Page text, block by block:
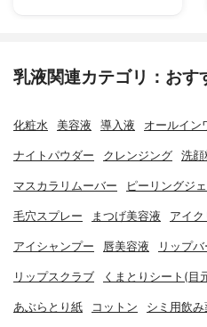
乳液関連カテゴリ：おす
化粧水 美容液 導入液 オールイン
ナイトパウダー クレンジング 洗顔
マスカラリムーバー ピーリングジ
毛穴スプレー まつげ美容液 アイク
アイシャンプー 唇美容液 リップバ
リップスクラブ くまとりシート(目
あぶらとり紙 コットン シミ用飲み